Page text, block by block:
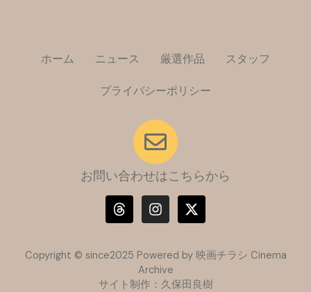
ホーム ニュース 厳選作品 スタッフ
プライバシーポリシー
お問い合わせはこちらから
h
r
d
n
s
g
r
a
-
t
t
e
Copyright © since2025 Powered by 映画チラシ Cinema
Archive
サイト制作：久保田良樹